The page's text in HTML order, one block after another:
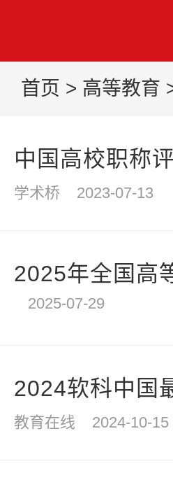
首页 > 高等教育
中国高校职称
学术桥 2023-07-13
2025年全国高
2025-07-29
2024软科中国
教育在线 2024-10-15